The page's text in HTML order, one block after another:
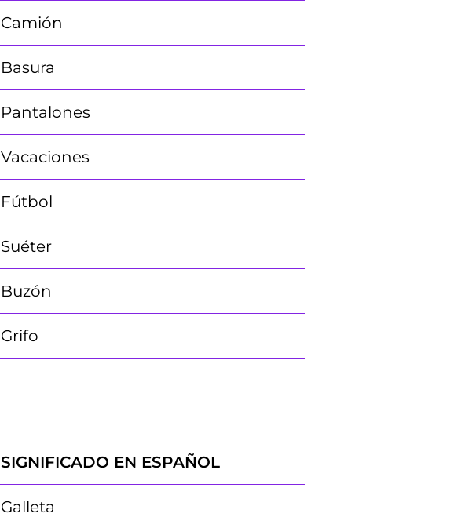
Camión
Basura
Pantalones
Vacaciones
Fútbol
Suéter
Buzón
Grifo
SIGNIFICADO EN ESPAÑOL
Galleta